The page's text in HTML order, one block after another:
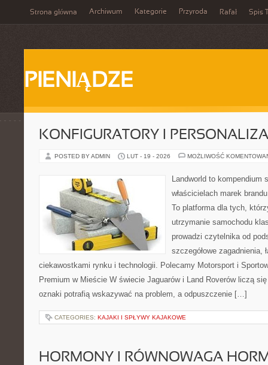
Strona główna Archiwum Kategorie Przyroda Rafał Spis
PIENIĄDZE
KONFIGURATORY I
POSTED BY ADMIN LUT - 19 - 2026 MOŻLIWOŚĆ
Landworld to kompendium
właścicielach marek
To platforma dla tych,
utrzymanie samochodu
prowadzi czytelnika od
szczegółowe zagadnienia,
ciekawostkami rynku i technologii. Polecamy Motorsport i
Premium w Mieście W świecie Jaguarów i Land Roverów liczą
oznaki potrafią wskazywać na problem, a odpuszczenie […]
CATEGORIES: KAJAKI I SPŁYWY KAJAKOWE
HORMONY I RÓWNOWAGA